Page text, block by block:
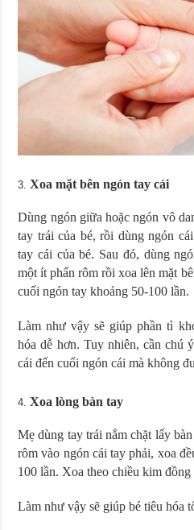
Xoa mặt bên ngón tay cái
Dùng ngón giữa hoặc ngón vô
tay trái của bé, rồi dùng ngón
tay cái của bé. Sau đó, dùng
một ít phấn rôm rồi xoa lên mặt
cuối ngón tay khoảng 50-100 lần.
Làm như vậy sẽ giúp phần tì
hóa dễ hơn. Tuy nhiên, cần chú
cái đến cuối ngón cái mà không
Xoa lòng bàn tay
Mẹ dùng tay trái nắm chặt lấy
rôm vào ngón cái tay phải, xoa
100 lần. Xoa theo chiều kim
Làm như vậy sẽ giúp bé tiêu hóa